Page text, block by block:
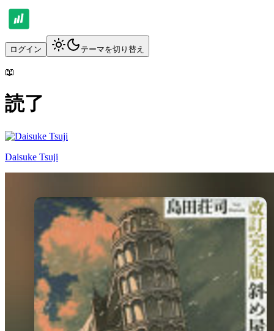
ログイン テーマを切り替え
📖
読了
Daisuke Tsuji